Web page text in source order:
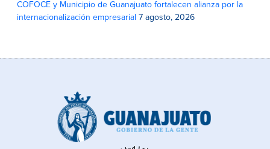
COFOCE y Municipio de Guanajuato fortalecen alianza por la
internacionalización empresarial 7 agosto, 2026